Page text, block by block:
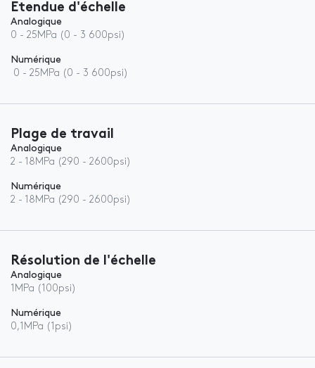
Etendue d'échelle
Analogique
0 - 25MPa (0 - 3 600psi)
Numérique
0 - 25MPa (0 - 3 600psi)
Plage de travail
Analogique
2 - 18MPa (290 - 2600psi)
Numérique
2 - 18MPa (290 - 2600psi)
Résolution de l'échelle
Analogique
1MPa (100psi)
Numérique
0,1MPa (1psi)